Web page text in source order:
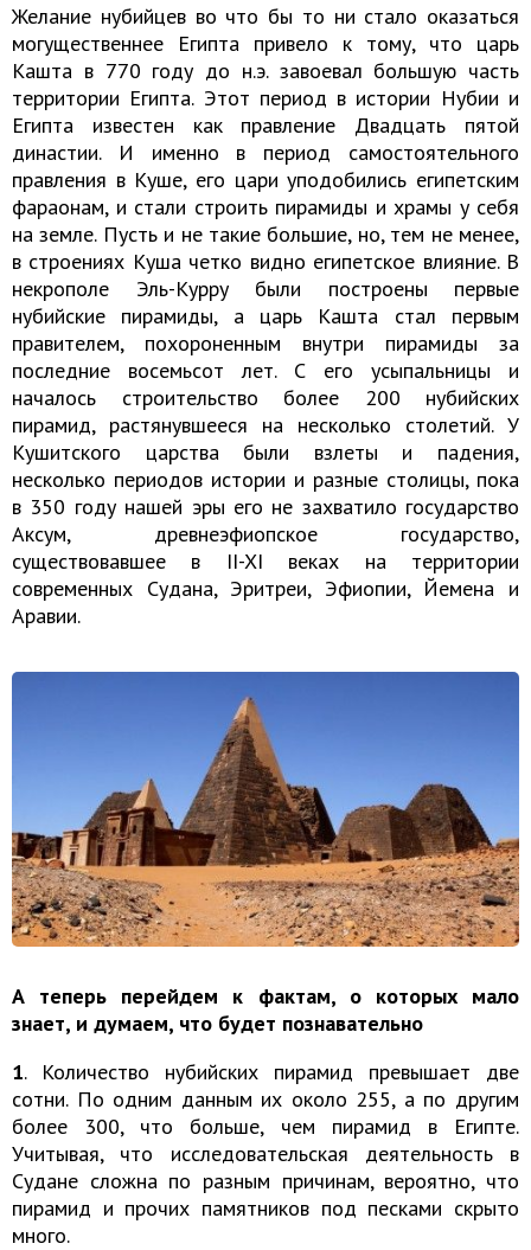
Желание нубийцев во что бы то ни стало оказаться
могущественнее Египта привело к тому, что царь
Кашта в 770 году до н.э. завоевал большую часть
территории Египта. Этот период в истории Нубии и
Египта известен как правление Двадцать пятой
династии. И именно в период самостоятельного
правления в Куше, его цари уподобились египетским
фараонам, и стали строить пирамиды и храмы у себя
на земле. Пусть и не такие большие, но, тем не менее,
в строениях Куша четко видно египетское влияние. В
некрополе Эль-Курру были построены первые
нубийские пирамиды, а царь Кашта стал первым
правителем, похороненным внутри пирамиды за
последние восемьсот лет. С его усыпальницы и
началось строительство более 200 нубийских
пирамид, растянувшееся на несколько столетий. У
Кушитского царства были взлеты и падения,
несколько периодов истории и разные столицы, пока
в 350 году нашей эры его не захватило государство
Аксум, древнеэфиопское государство,
существовавшее в II-XI веках на территории
современных Судана, Эритреи, Эфиопии, Йемена и
Аравии.
А теперь перейдем к фактам, о которых мало
знает, и думаем, что будет познавательно
1. Количество нубийских пирамид превышает две
сотни. По одним данным их около 255, а по другим
более 300, что больше, чем пирамид в Египте.
Учитывая, что исследовательская деятельность в
Судане сложна по разным причинам, вероятно, что
пирамид и прочих памятников под песками скрыто
много.